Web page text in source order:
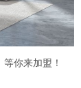
你来加盟！